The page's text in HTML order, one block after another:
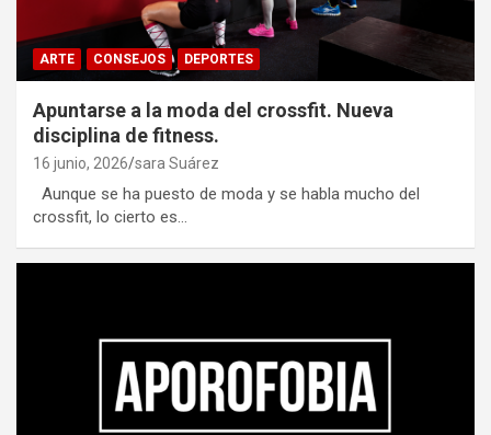
ARTE CONSEJOS DEPORTES
Apuntarse a la moda del crossfit. Nueva
disciplina de fitness.
16 junio, 2026 sara Suárez
Aunque se ha puesto de moda y se habla mucho del
crossfit, lo cierto es…